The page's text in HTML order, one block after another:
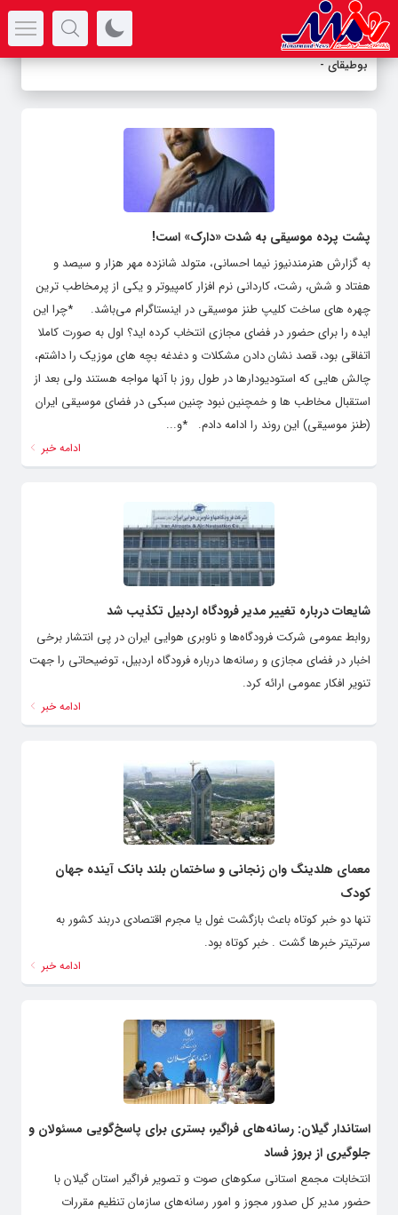
بوطیقای عشق در هزاره_
پشت پرده موسیقی به شدت «دارک» است!
به گزارش هنرمندنیوز نیما احسانی، متولد شانزده مهر هزار و سیصد و
هفتاد و شش، رشت، کاردانی نرم افزار کامپیوتر و یکی از پرمخاطب ترین
چهره های ساخت کلیپ طنز موسیقی در اینستاگرام می‌باشد. *چرا این
ایده را برای حضور در فضای مجازی انتخاب کرده اید؟ اول به صورت کاملا
اتفاقی بود، قصد نشان دادن مشکلات و‌ دغدغه‌ بچه های موزیک را داشتم،
چالش هایی که استودیودارها در طول روز با آنها مواجه هستند ولی بعد از
استقبال مخاطب ها و‌ خمچنین نبود چنین سبکی در فضای موسیقی ایران
(طنز موسیقی) این روند را ادامه دادم. *و...
ادامه خبر
شایعات درباره تغییر مدیر فرودگاه اردبیل تکذیب شد
روابط عمومی شرکت فرودگاه‌ها و ناوبری هوایی ایران در پی انتشار برخی
اخبار در فضای مجازی و رسانه‌ها درباره فرودگاه اردبیل، توضیحاتی را جهت
تنویر افکار عمومی ارائه کرد.
ادامه خبر
معمای هلدینگ وان زنجانی و ساختمان بلند بانک آینده جهان
کودک
تنها دو خبر کوتاه باعث بازگشت غول یا مجرم اقتصادی دربند کشور به
سرتیتر خبرها گشت . خبر کوتاه بود.
ادامه خبر
استاندار گیلان: رسانه‌های فراگیر، بستری برای پاسخ‌گویی مسئولان و
جلوگیری از بروز فساد
انتخابات مجمع استانی سکوهای صوت و تصویر فراگیر استان گیلان با
حضور مدیر کل صدور مجوز و امور رسانه‌های سازمان تنظیم مقررات